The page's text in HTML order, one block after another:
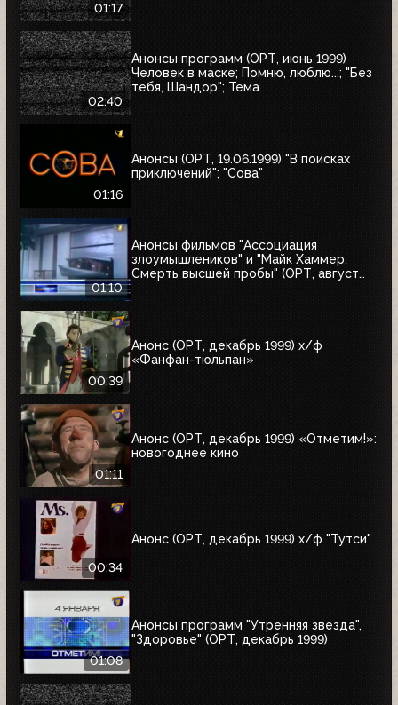
01:17
02:40
Анонсы программ (ОРТ, июнь 1999)
Человек в маске; Помню, люблю...; "Без
тебя, Шандор"; Тема
01:16
Анонсы (ОРТ, 19.06.1999) "В поисках
приключений"; "Сова"
01:10
Анонсы фильмов "Ассоциация
злоумышлеников" и "Майк Хаммер:
Смерть высшей пробы" (ОРТ, август
00:39
Анонс (ОРТ, декабрь 1999) х/ф
«Фанфан-тюльпан»
01:11
Анонс (ОРТ, декабрь 1999) «Отметим!»:
новогоднее кино
00:34
Анонс (ОРТ, декабрь 1999) х/ф "Тутси"
01:08
Анонсы программ "Утренняя звезда",
"Здоровье" (ОРТ, декабрь 1999)